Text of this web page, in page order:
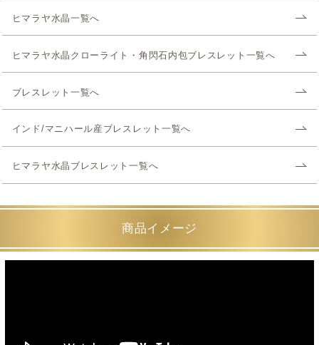
ヒマラヤ水晶一覧へ
ヒマラヤ水晶クローライト・角閃石内包ブレスレット一覧へ
ブレスレット一覧へ
インド/マニハール産ブレスレット一覧へ
ヒマラヤ水晶ブレスレット一覧へ
商品イメージ